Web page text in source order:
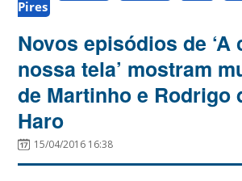
Pires
Novos episódios de ‘A
nossa tela’ mostram
de Martinho e Rodrigo
Haro
15/04/2016 16:38